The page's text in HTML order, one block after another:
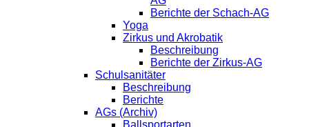
Berichte der Schach-AG
Yoga
Zirkus und Akrobatik
Beschreibung
Berichte der Zirkus-AG
Schulsanitäter
Beschreibung
Berichte
AGs (Archiv)
Ballsportarten